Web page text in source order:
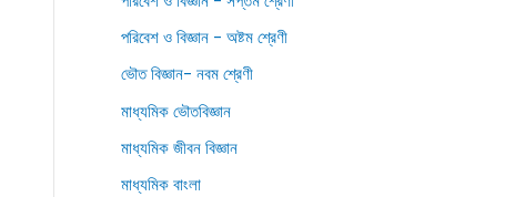
পরিবেশ ও বিজ্ঞান - অষ্টম শ্রেণী
ভৌত বিজ্ঞান- নবম শ্রেণী
মাধ্যমিক ভৌতবিজ্ঞান
মাধ্যমিক জীবন বিজ্ঞান
মাধ্যমিক বাংলা